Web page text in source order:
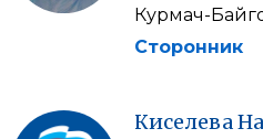
Курмач-
Сторонник
Киселева